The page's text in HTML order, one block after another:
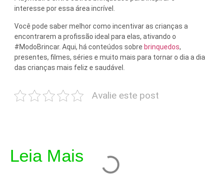
interesse por essa área incrível.
Você pode saber melhor como incentivar as crianças a
encontrarem a profissão ideal para elas, ativando o
#ModoBrincar. Aqui, há conteúdos sobre brinquedos,
presentes, filmes, séries e muito mais para tornar o dia a dia
das crianças mais feliz e saudável.
Avalie este post
Leia Mais